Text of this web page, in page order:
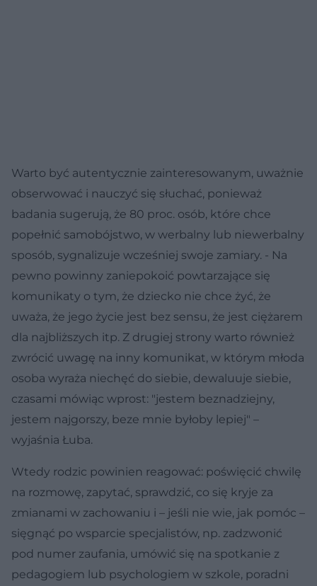
Warto być autentycznie zainteresowanym, uważnie
obserwować i nauczyć się słuchać, ponieważ
badania sugerują, że 80 proc. osób, które chce
popełnić samobójstwo, w werbalny lub niewerbalny
sposób, sygnalizuje wcześniej swoje zamiary. - Na
pewno powinny zaniepokoić powtarzające się
komunikaty o tym, że dziecko nie chce żyć, że
uważa, że jego życie jest bez sensu, że jest ciężarem
dla najbliższych itp. Z drugiej strony warto również
zwrócić uwagę na inny komunikat, w którym młoda
osoba wyraża niechęć do siebie, dewaluuje siebie,
czasami mówiąc wprost: "jestem beznadziejny,
jestem najgorszy, beze mnie byłoby lepiej" –
wyjaśnia Łuba.
Wtedy rodzic powinien reagować: poświęcić chwilę
na rozmowę, zapytać, sprawdzić, co się kryje za
zmianami w zachowaniu i – jeśli nie wie, jak pomóc –
sięgnąć po wsparcie specjalistów, np. zadzwonić
pod numer zaufania, umówić się na spotkanie z
pedagogiem lub psychologiem w szkole, poradni